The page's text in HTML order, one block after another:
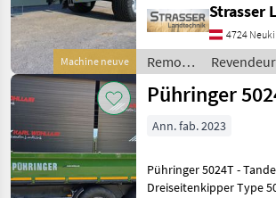
Machine neuve
abklappbar -
Zentralverriegelung
- Brückengröße
2250mm (konisch) -
Bordwand
4724
Remorques
/
Pühringer
Pühringer
Ann. fab. 2023
Pühringer 5024T - Tandem-
Dreiseitenkipper Type